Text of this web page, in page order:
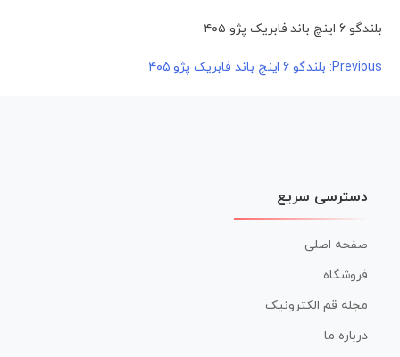
بلندگو 6 اینچ باند فابریک پژو ۴۰۵
راهبری
Previous: بلندگو 6 اینچ باند فابریک پژو ۴۰۵
دسترسی سریع
صفحه اصلی
فروشگاه
مجله قم الکترونیک
درباره ما